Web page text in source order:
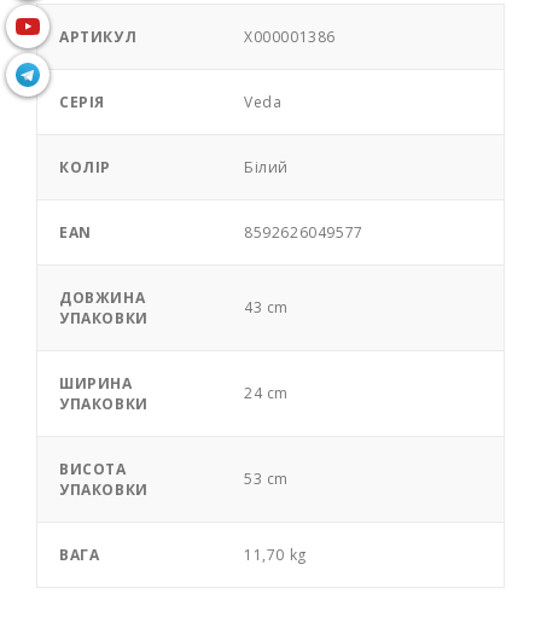
АРТИКУЛ X000001386
СЕРІЯ Veda
КОЛІР Білий
EAN 8592626049577
ДОВЖИНА
УПАКОВКИ
43 cm
ШИРИНА
УПАКОВКИ
24 cm
ВИСОТА
УПАКОВКИ
53 cm
ВАГА 11,70 kg